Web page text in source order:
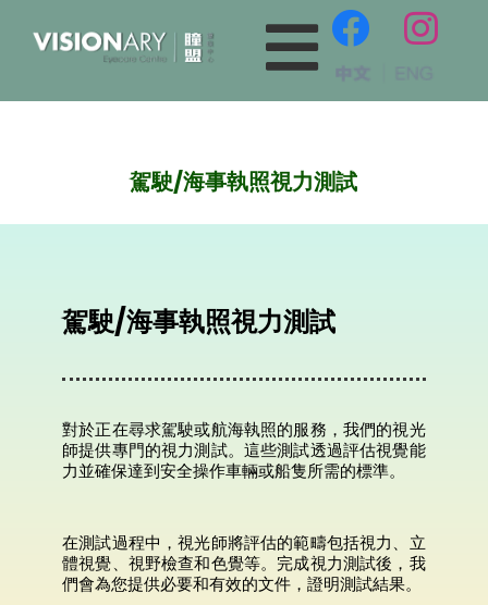
駕駛/海事執照視力測試
駕駛/海事執照視力測試
對於正在尋求駕駛或航海執照的服務，我們的視光
師提供專門的視力測試。這些測試透過評估視覺能
力並確保達到安全操作車輛或船隻所需的標準。
在測試過程中，視光師將評估的範疇包括視力、立
體視覺、視野檢查和色覺等。完成視力測試後，我
們會為您提供必要和有效的文件，證明測試結果。